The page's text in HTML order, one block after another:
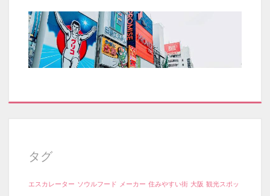
タグ
エスカレーター ソウルフード メーカー 住みやすい街 大阪 観光スポッ